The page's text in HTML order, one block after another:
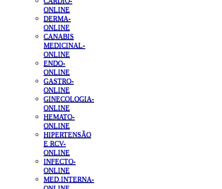
ONLINE
DERMA-
ONLINE
CANABIS
MEDICINAL-
ONLINE
ENDO-
ONLINE
GASTRO-
ONLINE
GINECOLOGIA-
ONLINE
HEMATO-
ONLINE
HIPERTENSÃO
E RCV-
ONLINE
INFECTO-
ONLINE
MED.INTERNA-